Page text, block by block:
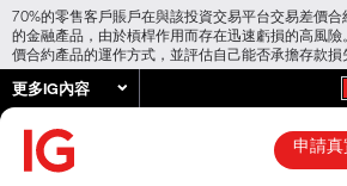
70%的零售客戶賬戶在與該投資交易平台交易差價
的金融產品，由於槓桿作用而存在迅速虧損的高風
價合約產品的運作方式，並評估自己能否承擔存款損
更多IG內容
申請真